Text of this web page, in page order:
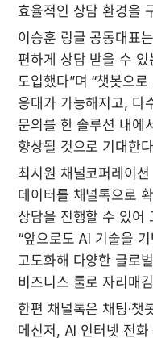
효율적인 상담 환경을
이승훈 링글 공동대표
편하게 상담 받을 수
도입했다”며 “챗봇으
응대가 가능해지고, 다
문의를 한 솔루션 내에
향상될 것으로 기대한
최시원 채널코퍼레이
데이터를 채널톡으로
상담을 진행할 수 있어
“앞으로도 AI 기술을
고도화해 다양한 글로
비즈니스 툴로 자리매
한편 채널톡은 채팅·챗
메신저, AI 인터넷 전